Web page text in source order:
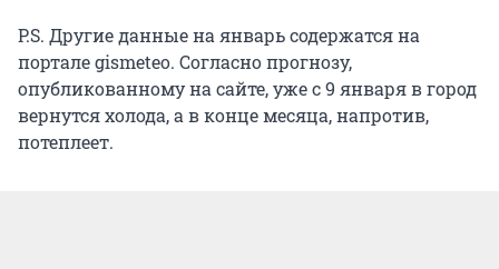
P.S. Другие данные на январь содержатся на
портале gismeteo. Согласно прогнозу,
опубликованному на сайте, уже с 9 января в город
вернутся холода, а в конце месяца, напротив,
потеплеет.